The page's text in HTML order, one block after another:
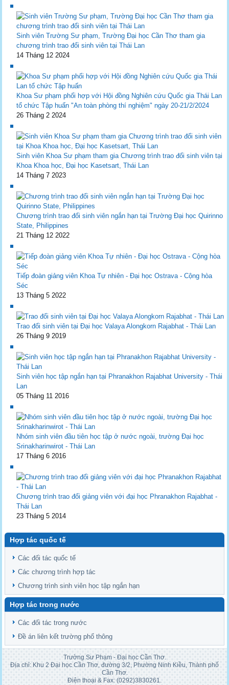
Sinh viên Trường Sư phạm, Trường Đại học Cần Thơ tham gia
chương trình trao đổi sinh viên tại Thái Lan
14 Tháng 12 2024
Khoa Sư phạm phối hợp với Hội đồng Nghiên cứu Quốc gia Thái Lan
tổ chức Tập huấn "An toàn phòng thí nghiệm" ngày 20-21/2/2024
26 Tháng 2 2024
Sinh viên Khoa Sư phạm tham gia Chương trình trao đổi sinh viên tại
Khoa Khoa học, Đại học Kasetsart, Thái Lan
14 Tháng 7 2023
Chương trình trao đổi sinh viên ngắn hạn tại Trường Đại học Quirinno
State, Philippines
21 Tháng 12 2022
Tiếp đoàn giảng viên Khoa Tự nhiên - Đại học Ostrava - Cộng hòa
Séc
13 Tháng 5 2022
Trao đổi sinh viên tại Đại học Valaya Alongkorn Rajabhat - Thái Lan
26 Tháng 9 2019
Sinh viên học tập ngắn hạn tại Phranakhon Rajabhat University - Thái
Lan
05 Tháng 11 2016
Nhóm sinh viên đầu tiên học tập ở nước ngoài, trường Đại học
Srinakharinwirot - Thái Lan
17 Tháng 6 2016
Chương trình trao đổi giảng viên với đại học Phranakhon Rajabhat -
Thái Lan
23 Tháng 5 2014
Hợp tác quốc tế
Các đối tác quốc tế
Các chương trình hợp tác
Chương trình sinh viên học tập ngắn hạn
Hợp tác trong nước
Các đối tác trong nước
Đề án liên kết trường phổ thông
Trường Sư Phạm - Đại học Cần Thơ.
Địa chỉ: Khu 2 Đại học Cần Thơ, đường 3/2, Phường Ninh Kiều, Thành phố
Cần Thơ.
Điện thoại & Fax: (0292)3830261.